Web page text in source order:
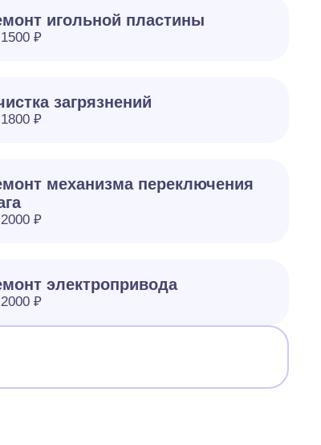
игольной пластины
₽
загрязнений
₽
механизма переключения
₽
электропривода
₽